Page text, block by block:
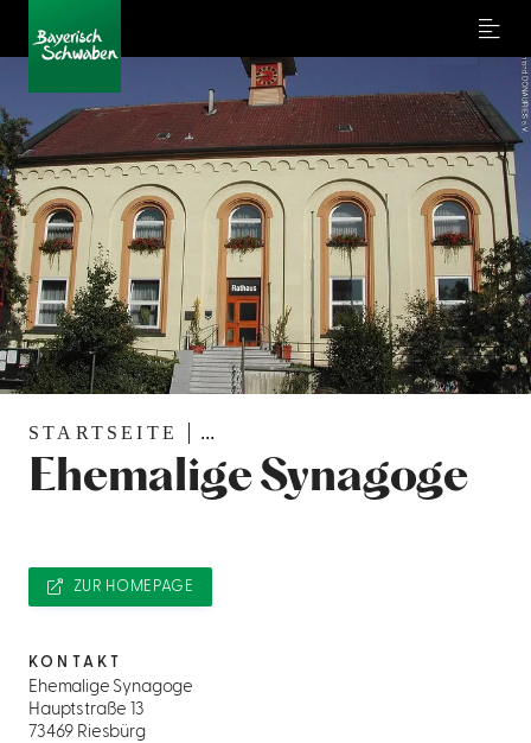
Menu
STARTSEITE ...
Ehemalige Synagoge
ZUR HOMEPAGE
KONTAKT
Ehemalige Synagoge
Hauptstraße 13
73469 Riesbürg